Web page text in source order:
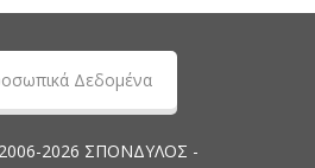
Δεδομένα
2026 ΣΠΟΝΔΥΛΟΣ -